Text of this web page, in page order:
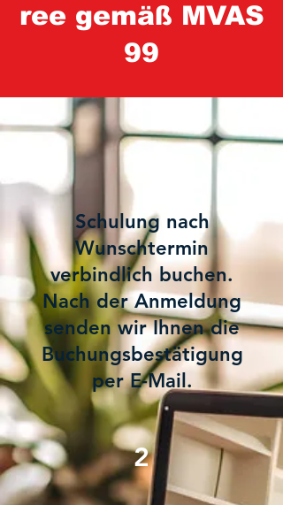
ree gemäß MVAS
99
Schulung nach
Wunschtermin
verbindlich buchen.
Nach der Anmeldung
senden wir Ihnen die
Buchungsbestätigung
per E-Mail.
2